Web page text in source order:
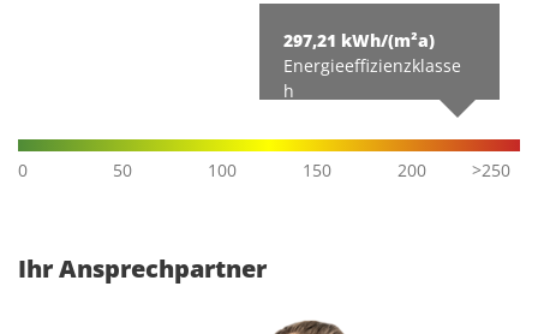
297,21 kWh/(m²a)
Energieeffizienzklasse
h
0 50 100 150 200 >250
Ihr Ansprechpartner